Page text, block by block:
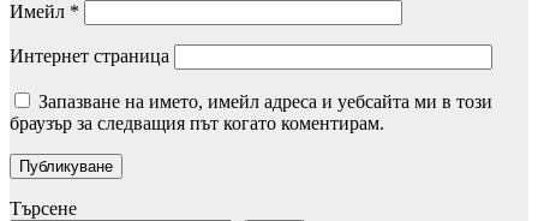
Имейл *
Интернет страница
Запазване на името, имейл адреса и уебсайта ми в този
браузър за следващия път когато коментирам.
Търсене